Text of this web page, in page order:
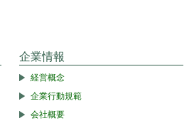
企業情報
経営概念
企業行動規範
会社概要